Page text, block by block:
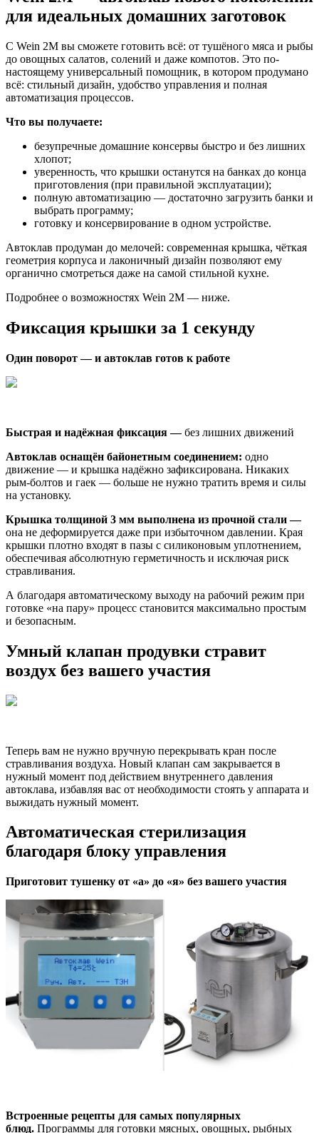
для идеальных домашних заготовок
С Wein 2М вы сможете готовить всё: от тушёного мяса и рыбы
до овощных салатов, солений и даже компотов. Это по-
настоящему универсальный помощник, в котором продумано
всё: стильный дизайн, удобство управления и полная
автоматизация процессов.
Что вы получаете:
безупречные домашние консервы быстро и без лишних
хлопот;
уверенность, что крышки останутся на банках до конца
приготовления (при правильной эксплуатации);
полную автоматизацию — достаточно загрузить банки и
выбрать программу;
готовку и консервирование в одном устройстве.
Автоклав продуман до мелочей: современная крышка, чёткая
геометрия корпуса и лаконичный дизайн позволяют ему
органично смотреться даже на самой стильной кухне.
Подробнее о возможностях Wein 2М — ниже.
Фиксация крышки за 1 секунду
Один поворот — и автоклав готов к работе
Быстрая и надёжная фиксация —без лишних движений
Автоклав оснащён байонетным соединением: одно
движение — и крышка надёжно зафиксирована. Никаких
рым-болтов и гаек — больше не нужно тратить время и силы
на установку.
Крышка толщиной 3 мм выполнена из прочной стали —
она не деформируется даже при избыточном давлении. Края
крышки плотно входят в пазы с силиконовым уплотнением,
обеспечивая абсолютную герметичность и исключая риск
стравливания.
А благодаря автоматическому выходу на рабочий режим при
готовке «на пару» процесс становится максимально простым
и безопасным.
Умный клапан продувки стравит
воздух без вашего участия
Теперь вам не нужно вручную перекрывать кран после
стравливания воздуха. Новый клапан сам закрывается в
нужный момент под действием внутреннего давления
автоклава, избавляя вас от необходимости стоять у аппарата и
выжидать нужный момент.
Автоматическая стерилизация
благодаря блоку управления
Приготовит тушенку от «а» до «я» без вашего участия
Встроенные рецепты для самых популярных
блюд. Программы для готовки мясных, овощных, рыбных